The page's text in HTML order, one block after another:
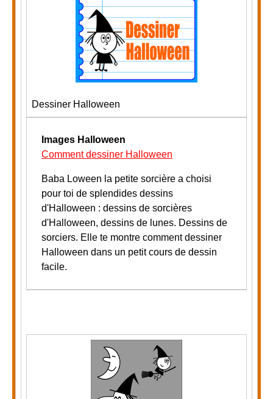
Dessiner Halloween
Images Halloween
Comment dessiner Halloween
Baba Loween la petite sorcière a choisi
pour toi de splendides dessins
d'Halloween : dessins de sorcières
d'Halloween, dessins de lunes. Dessins de
sorciers. Elle te montre comment dessiner
Halloween dans un petit cours de dessin
facile.